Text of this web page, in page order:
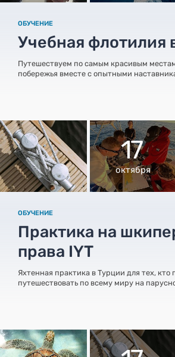
ОБУЧЕНИЕ
Учебная флотилия
Путешествуем по самым красивым
побережья вместе с опытными
17
октября
ОБУЧЕНИЕ
Практика на
права IYT
Яхтенная практика в Турции для тех, кто
путешествовать по всему миру на